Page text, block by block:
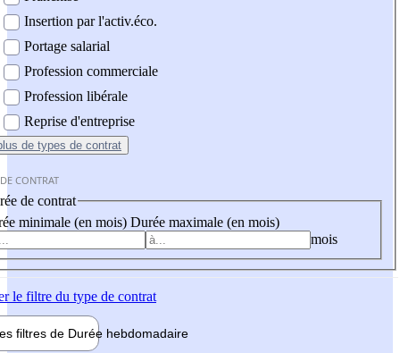
Insertion par l'activ.éco.
Portage salarial
Profession commerciale
Profession libérale
Reprise d'entreprise
de types de contrat
CONTRAT
de contrat
minimale (en mois) Durée maximale (en mois)
mois
le filtre du type de contrat
filtres de Durée hebdomadaire